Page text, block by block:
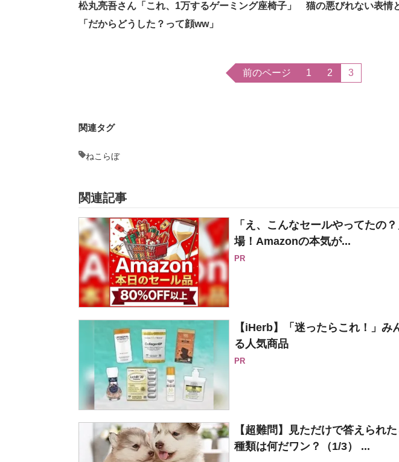
松丸亮吾さん「これ、1万するゲーミング座椅子」 猫の悪びれない表情
「だからどうした？って顔ww」
前のページ 1 2 3
関連タグ
ねこらぼ
関連記事
「え、こんなセールやってたの
場！Amazonの本気が...
PR
【iHerb】「迷ったらこれ！」
る人気商品
PR
【超難問】見ただけで答えられ
種類は何だワン？（1/3） ...